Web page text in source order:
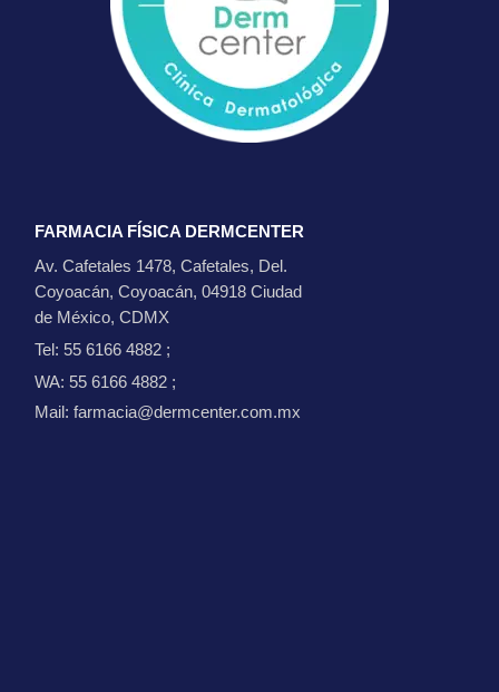
FARMACIA FÍSICA DERMCENTER
Av. Cafetales 1478, Cafetales, Del.
Coyoacán, Coyoacán, 04918 Ciudad
de México, CDMX
Tel: 55 6166 4882 ;
WA: 55 6166 4882 ;
Mail: farmacia@dermcenter.com.mx